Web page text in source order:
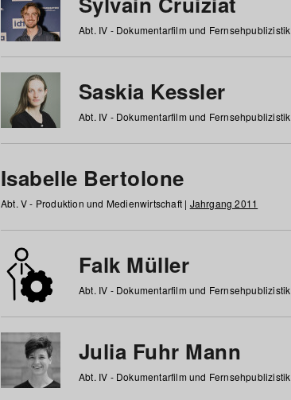
Abt. IV - Dokumentarfilm und Fernsehpublizistik
Saskia Kessler
Abt. IV - Dokumentarfilm und
Isabelle Bertolone
Abt. V - Produktion und Medienwirtschaft | Jahrgang 2011
Falk Müller
Abt. IV - Dokumentarfilm und
Julia Fuhr Mann
Abt. IV - Dokumentarfilm und Fernsehpublizistik